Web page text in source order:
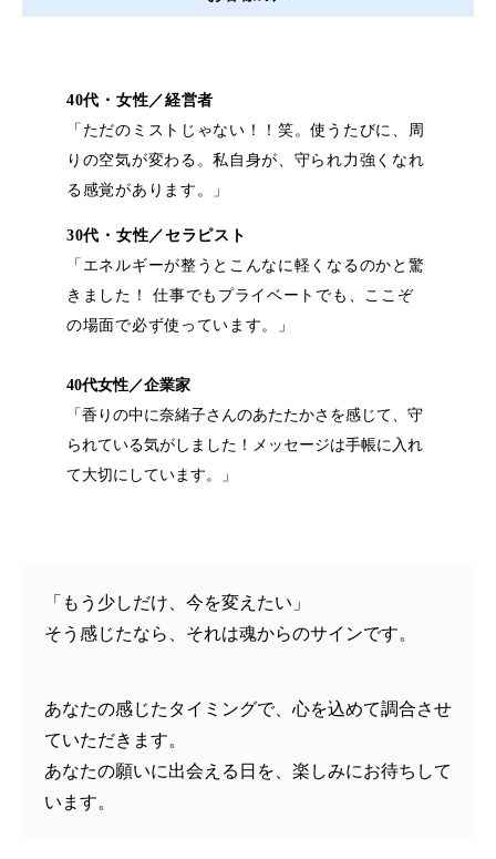
40代・女性／経営者
「ただのミストじゃない！！笑。使うたびに、周
りの空気が変わる。私自身が、守られ力強くなれ
る感覚があります。」
30代・女性／セラピスト
「エネルギーが整うとこんなに軽くなるのかと驚
きました！ 仕事でもプライベートでも、ここぞ
の場面で必ず使っています。」
40代女性／企業家
「香りの中に奈緒子さんのあたたかさを感じて、守
られている気がしました！メッセージは手帳に入れ
て大切にしています。」
「もう少しだけ、今を変えたい」
そう感じたなら、それは魂からのサインです。
あなたの感じたタイミングで、心を込めて調合させ
ていただきます。
あなたの願いに出会える日を、楽しみにお待ちして
います。